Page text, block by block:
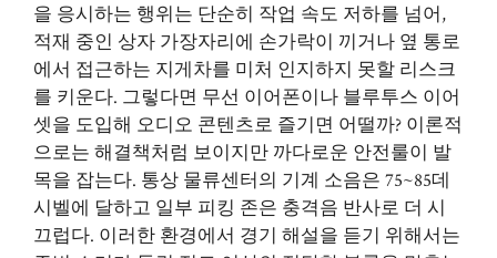
을 응시하는 행위는 단순히 작업 속도 저하를 넘어,
적재 중인 상자 가장자리에 손가락이 끼거나 옆 통로
에서 접근하는 지게차를 미처 인지하지 못할 리스크
를 키운다. 그렇다면 무선 이어폰이나 블루투스 이어
셋을 도입해 오디오 콘텐츠로 즐기면 어떨까? 이론적
으로는 해결책처럼 보이지만 까다로운 안전룰이 발
목을 잡는다. 통상 물류센터의 기계 소음은 75~85데
시벨에 달하고 일부 피킹 존은 충격음 반사로 더 시
끄럽다. 이러한 환경에서 경기 해설을 듣기 위해서는